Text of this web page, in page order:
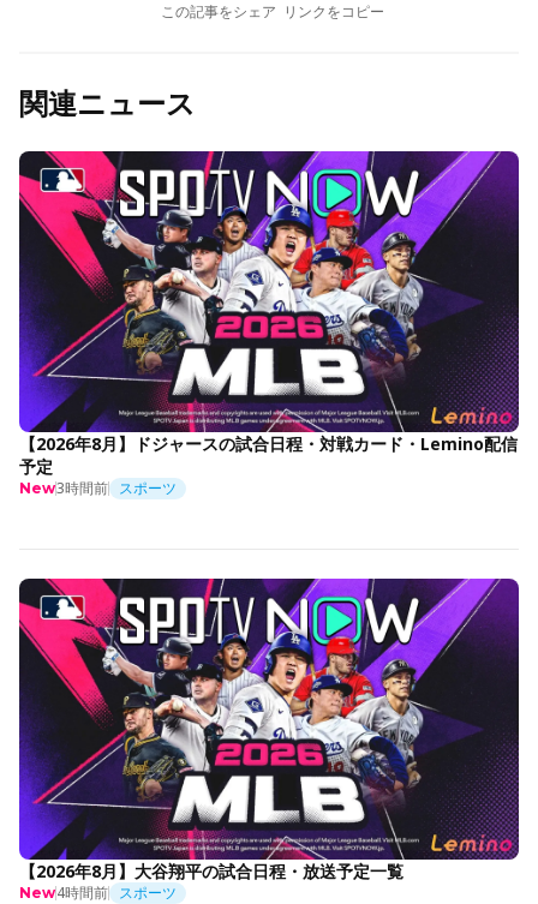
この記事をシェア リンクをコピー
関連ニュース
【2026年8月】ドジャースの試合日程・対戦カード・Lemino配信
予定
New3時間前 スポーツ
【2026年8月】大谷翔平の試合日程・放送予定一覧
New4時間前 スポーツ